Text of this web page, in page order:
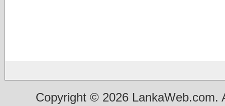
Copyright © 2026 LankaWeb.com.